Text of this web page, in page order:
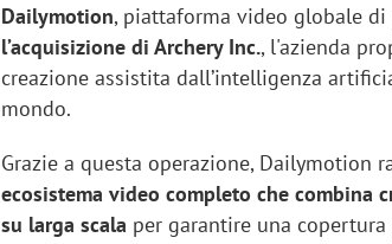
Dailymotion, piattaforma video globale di
l’acquisizione di Archery Inc., l'azienda
creazione assistita dall’intelligenza
mondo.
Grazie a questa operazione, Dailymotion
ecosistema video completo che combina
su larga scala per garantire una